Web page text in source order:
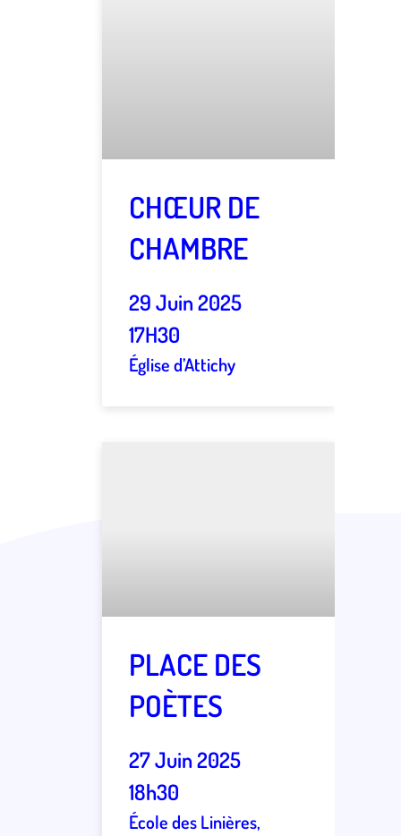
CHŒUR DE
CHAMBRE
29 Juin 2025
17H30
Église d’Attichy
PLACE DES
POÈTES
27 Juin 2025
18h30
École des Linières,